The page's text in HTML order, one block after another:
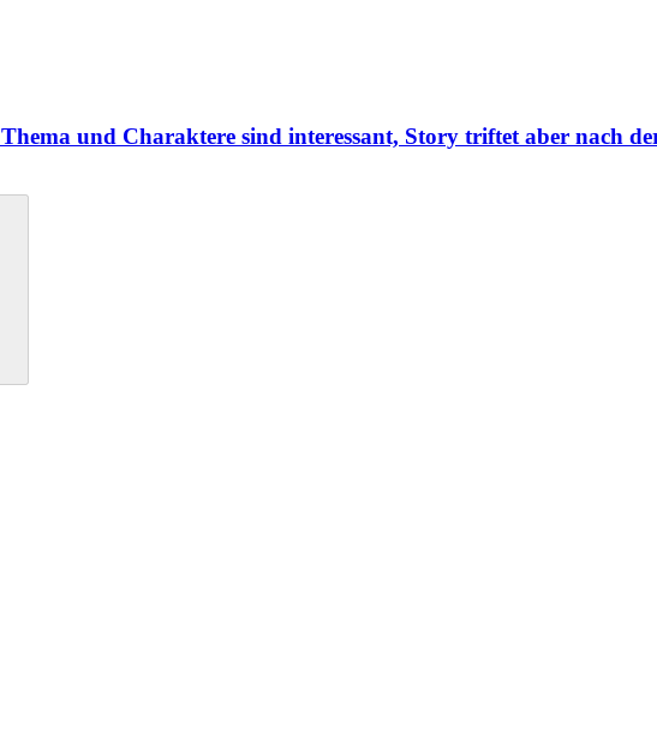
Thema und Charaktere sind interessant, Story triftet aber nach